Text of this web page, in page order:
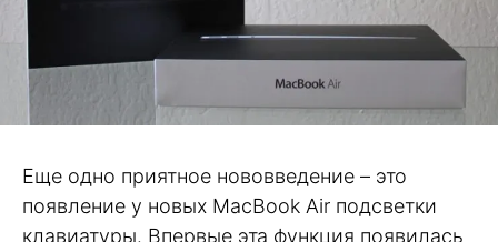
Еще одно приятное нововведение – это
появление у новых MacBook Air подсветки
клавиатуры. Впервые эта функция появилась